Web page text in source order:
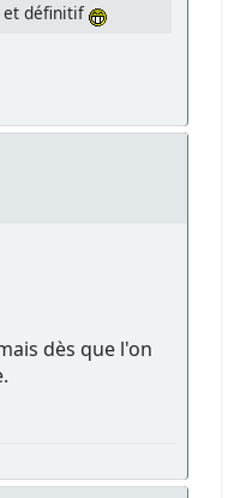
et définitif
dès que l'on